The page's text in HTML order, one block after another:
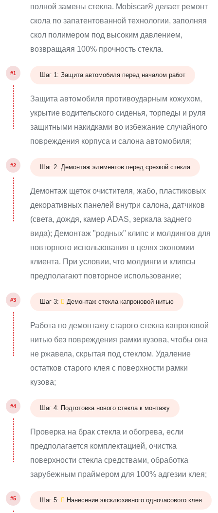
полной замены стекла. Mobiscar® делает ремонт
скола по запатентованной технологии, заполняя
скол полимером под высоким давлением,
возвращаяя 100% прочность стекла.
#1 Шаг 1: Защита автомобиля перед началом работ
Защита автомобиля противоударным кожухом,
укрытие водительского сиденья, торпеды и руля
защитными накидками во избежание случайного
повреждения корпуса и салона автомобиля;
#2 Шаг 2: Демонтаж элементов перед срезкой стекла
Демонтаж щеток очистителя, жабо, пластиковых
декоративных панелей внутри салона, датчиков
(света, дождя, камер ADAS, зеркала заднего
вида); Демонтаж "родных" клипс и молдингов для
повторного использования в целях экономии
клиента. При условии, что молдинги и клипсы
предполагают повторное использование;
#3 Шаг 3: Демонтаж стекла капроновой нитью
Работа по демонтажу старого стекла капроновой
нитью без повреждения рамки кузова, чтобы она
не ржавела, скрытая под стеклом. Удаление
остатков старого клея с поверхности рамки
кузова;
#4 Шаг 4: Подготовка нового стекла к монтажу
Проверка на брак стекла и обогрева, если
предполагается комплектацией, очистка
поверхности стекла средствами, обработка
зарубежным праймером для 100% адгезии клея;
#5 Шаг 5: Нанесение эксклюзивного одночасового клея